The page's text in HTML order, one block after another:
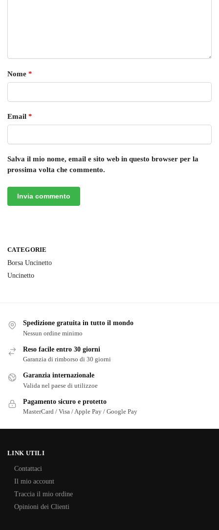
Nome *
Email *
Salva il mio nome, email e sito web in questo browser per la
prossima volta che commento.
CATEGORIE
Borsa Uncinetto
Uncinetto
Spedizione gratuita in tutto il mondo
Nessun ordine minimo
Reso facile entro 30 giorni
Garanzia di rimborso di 30 giorni
Garanzia internazionale
Valida nel paese di utilizzoe
Pagamento sicuro e protetto
MasterCard / Visa / Apple Pay / Google Pay
LINK UTILI
Contattaci
Il mio account
Traccia il mio ordine
Opinioni dei Clienti